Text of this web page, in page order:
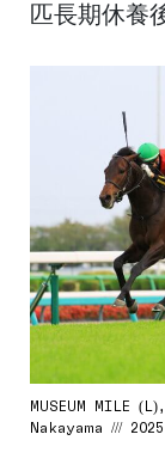
匹長期休養
MUSEUM MILE
Nakayama ///